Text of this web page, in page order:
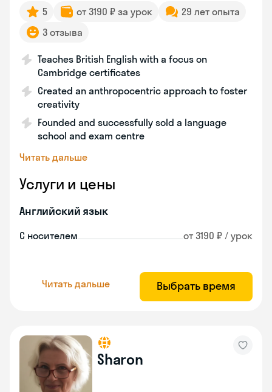
5 от 3190 ₽ за урок
29 лет опыта
3 отзыва
Teaches British English with a focus on
Cambridge certificates
Created an anthropocentric approach to foster
creativity
Founded and successfully sold a language
school and exam centre
Читать дальше
Услуги и цены
Английский язык
С носителем от 3190 ₽ / урок
Читать дальше Выбрать время
Sharon